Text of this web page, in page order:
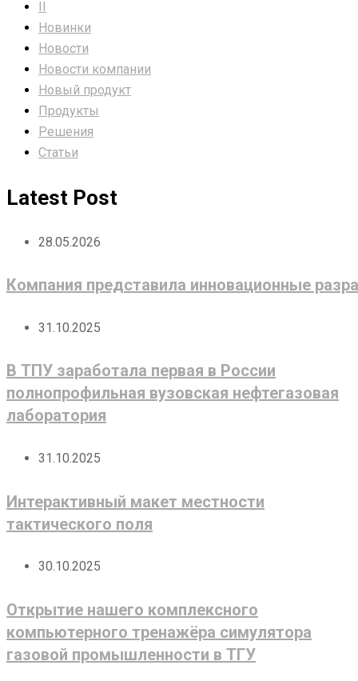
II
Новинки
Новости
Новости компании
Новый продукт
Продукты
Решения
Статьи
Latest Post
28.05.2026
Компания представила инновационные
31.10.2025
В ТПУ заработала первая в России
полнопрофильная вузовская нефтегазовая
лаборатория
31.10.2025
Интерактивный макет местности
тактического поля
30.10.2025
Открытие нашего комплексного
компьютерного тренажёра симулятора
газовой промышленности в ТГУ